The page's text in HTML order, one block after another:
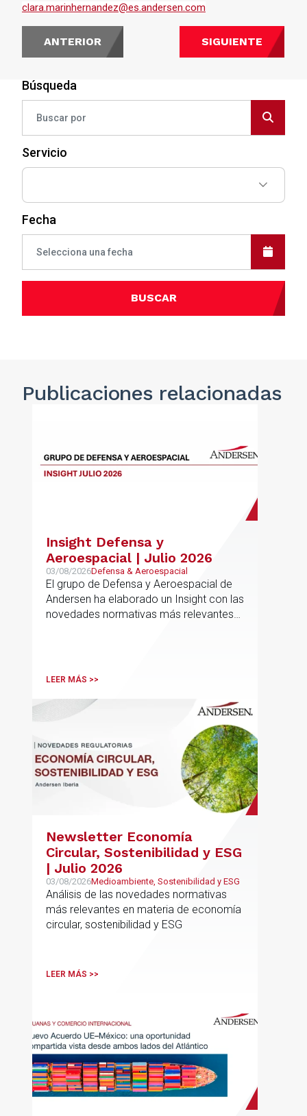
Búsqueda
Servicio
Fecha
BUSCAR
clara.marinhernandez@es.andersen.com
ANTERIOR SIGUIENTE
Publicaciones relacionadas
Insight Defensa y
Aeroespacial | Julio 2026
03/08/2026Defensa & Aeroespacial
El grupo de Defensa y Aeroespacial de
Andersen ha elaborado un Insight con las
novedades normativas más relevantes
LEER MÁS >>
Newsletter Economía
Circular, Sostenibilidad y ESG
| Julio 2026
03/08/2026Medioambiente, Sostenibilidad y ESG
Análisis de las novedades normativas
más relevantes en materia de economía
circular, sostenibilidad y ESG
LEER MÁS >>